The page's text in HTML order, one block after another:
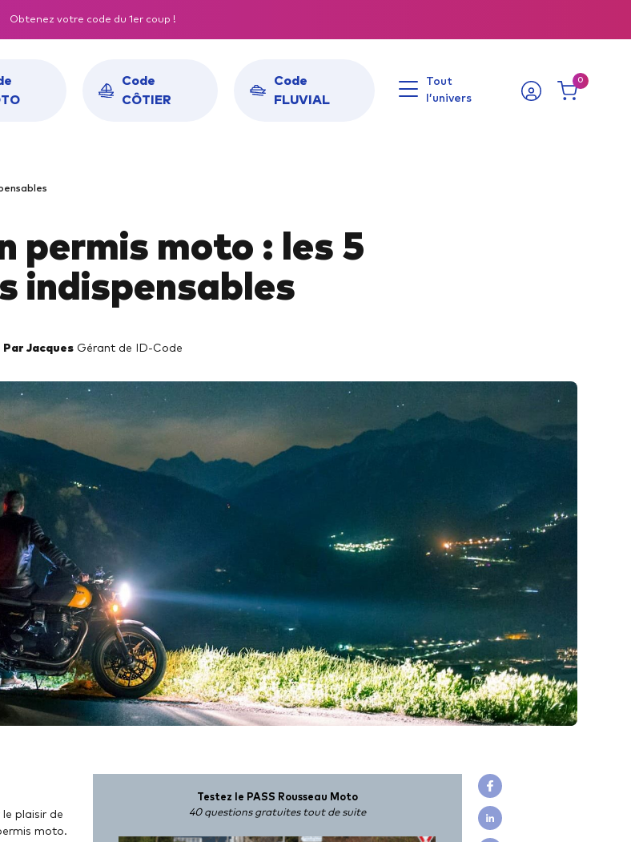
Obtenez votre code du 1er coup !
Code
CÔTIER
Code
FLUVIAL
Tout
l’univers
0
Pass Rousseau Moto
Pass Rousseau Fluvial
Livre code Moto – ETM
questions)
le CPF
étapes
le permis
CONSEILS AUTO
Code NEPH, à l’aide !
Le code en candidat libre
En combien de temps obtenir mon permis
Les démarches pour passer son Code
Passer son Code de la route à 15 ans
Le meilleur âge pour préparer le Code
Tous nos conseils Auto
Combien coûte le permis bateau ?
Les modalités pour passer le permis
La meilleure période pour passer son
Tous nos conseils Bateau
permis moto : les 5
indispensables
Par Jacques Gérant de ID-Code
plaisir de
moto.
Testez le PASS Rousseau Moto
40 questions gratuites tout de suite